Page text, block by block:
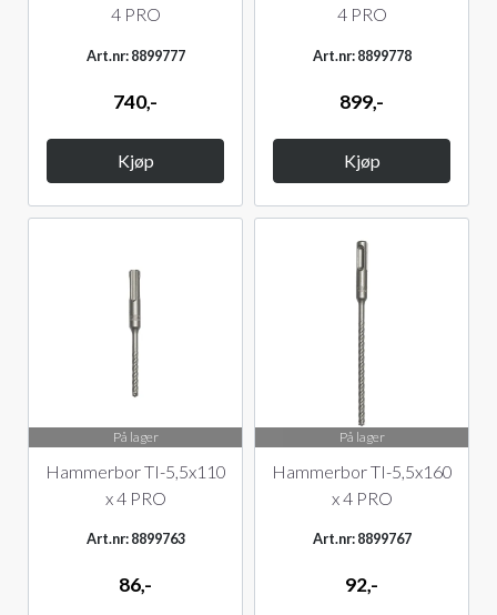
4 PRO
Art.nr: 8899777
740,-
Kjøp
4 PRO
Art.nr: 8899778
899,-
Kjøp
På lager
Hammerbor TI-5,5x110
x 4 PRO
Art.nr: 8899763
86,-
På lager
Hammerbor TI-5,5x160
x 4 PRO
Art.nr: 8899767
92,-